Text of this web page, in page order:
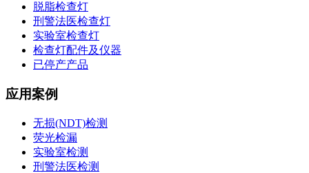
脱脂检查灯
刑警法医检查灯
实验室检查灯
检查灯配件及仪器
已停产产品
应用案例
无损(NDT)检测
荧光检漏
实验室检测
刑警法医检测